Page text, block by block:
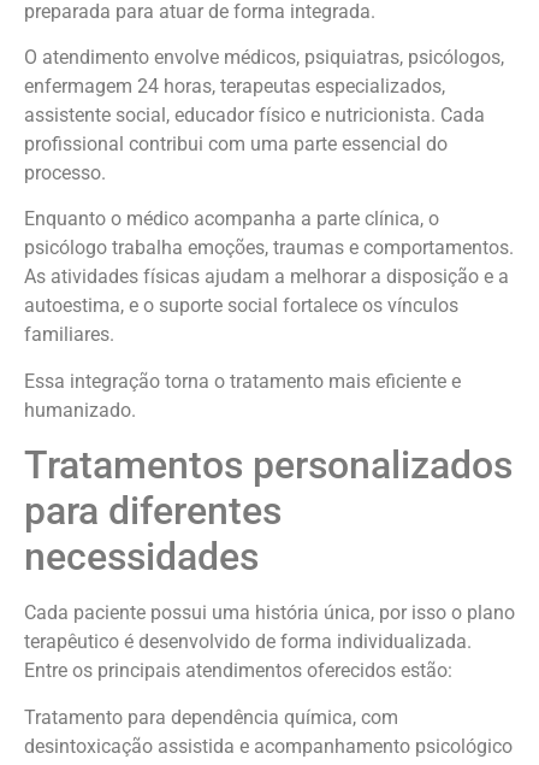
preparada para atuar de forma integrada.
O atendimento envolve médicos, psiquiatras, psicólogos,
enfermagem 24 horas, terapeutas especializados,
assistente social, educador físico e nutricionista. Cada
profissional contribui com uma parte essencial do
processo.
Enquanto o médico acompanha a parte clínica, o
psicólogo trabalha emoções, traumas e comportamentos.
As atividades físicas ajudam a melhorar a disposição e a
autoestima, e o suporte social fortalece os vínculos
familiares.
Essa integração torna o tratamento mais eficiente e
humanizado.
Tratamentos personalizados
para diferentes
necessidades
Cada paciente possui uma história única, por isso o plano
terapêutico é desenvolvido de forma individualizada.
Entre os principais atendimentos oferecidos estão:
Tratamento para dependência química, com
desintoxicação assistida e acompanhamento psicológico